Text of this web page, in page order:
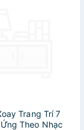
Trang Trí 7
Theo Nhạc